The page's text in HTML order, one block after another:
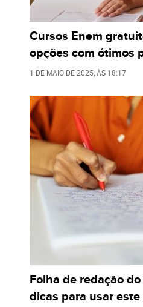
Cursos Enem
opções com ótimos
1 DE MAIO DE 2025 , ÀS 18:17
Folha de redação
dicas para usar